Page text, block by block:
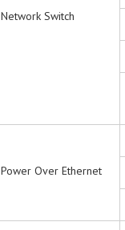
Network Switch
Power Over Ethernet